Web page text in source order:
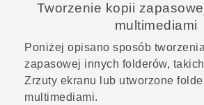
Tworzenie kopii
multimediami
Poniżej opisano sposób
zapasowej innych folderów,
Zrzuty ekranu lub utworzone
multimediami.